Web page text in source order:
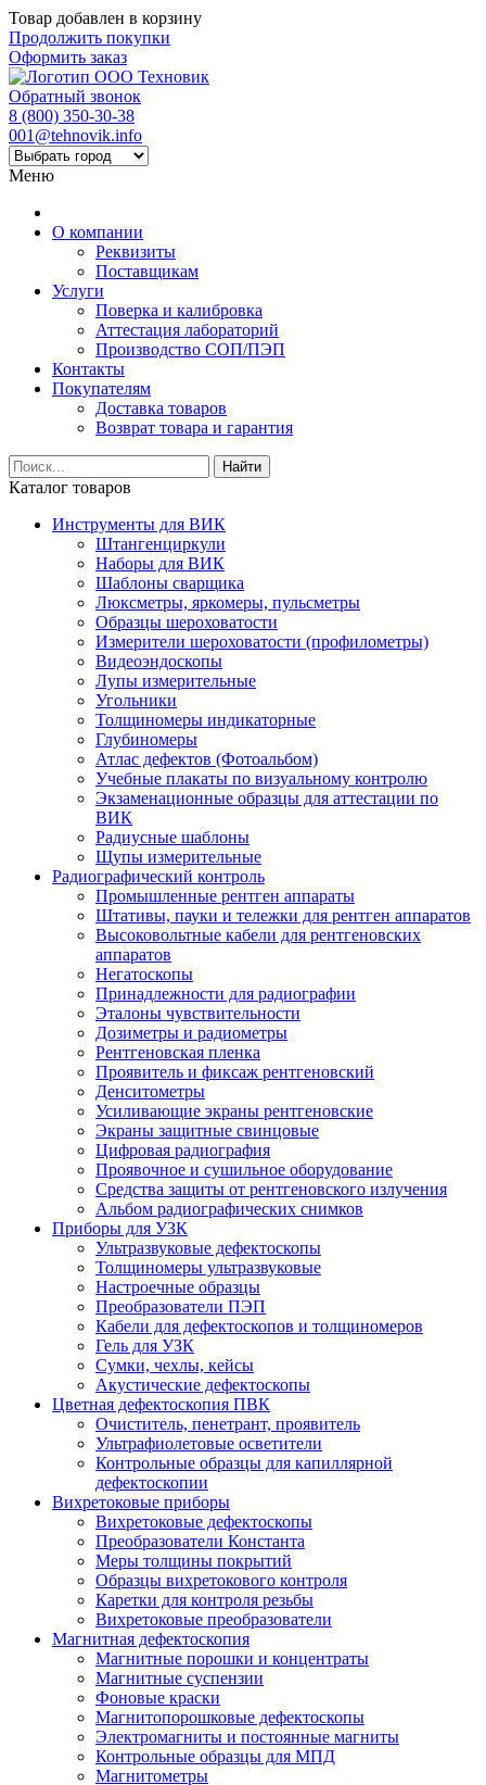
Товар добавлен в корзину
Продолжить покупки
Оформить заказ
Обратный звонок
8 (800) 350-30-38
001@tehnovik.info
Меню
О компании
Реквизиты
Поставщикам
Услуги
Поверка и калибровка
Аттестация лабораторий
Производство СОП/ПЭП
Контакты
Покупателям
Доставка товаров
Возврат товара и гарантия
Найти
Каталог товаров
Инструменты для ВИК
Штангенциркули
Наборы для ВИК
Шаблоны сварщика
Люксметры, яркомеры, пульсметры
Образцы шероховатости
Измерители шероховатости (профилометры)
Видеоэндоскопы
Лупы измерительные
Угольники
Толщиномеры индикаторные
Глубиномеры
Атлас дефектов (Фотоальбом)
Учебные плакаты по визуальному контролю
Экзаменационные образцы для аттестации по
ВИК
Радиусные шаблоны
Щупы измерительные
Радиографический контроль
Промышленные рентген аппараты
Штативы, пауки и тележки для рентген аппаратов
Высоковольтные кабели для рентгеновских
аппаратов
Негатоскопы
Принадлежности для радиографии
Эталоны чувствительности
Дозиметры и радиометры
Рентгеновская пленка
Проявитель и фиксаж рентгеновский
Денситометры
Усиливающие экраны рентгеновские
Экраны защитные свинцовые
Цифровая радиография
Проявочное и сушильное оборудование
Средства защиты от рентгеновского излучения
Альбом радиографических снимков
Приборы для УЗК
Ультразвуковые дефектоскопы
Толщиномеры ультразвуковые
Настроечные образцы
Преобразователи ПЭП
Кабели для дефектоскопов и толщиномеров
Гель для УЗК
Сумки, чехлы, кейсы
Акустические дефектоскопы
Цветная дефектоскопия ПВК
Очиститель, пенетрант, проявитель
Ультрафиолетовые осветители
Контрольные образцы для капиллярной
дефектоскопии
Вихретоковые приборы
Вихретоковые дефектоскопы
Преобразователи Константа
Меры толщины покрытий
Образцы вихретокового контроля
Каретки для контроля резьбы
Вихретоковые преобразователи
Магнитная дефектоскопия
Магнитные порошки и концентраты
Магнитные суспензии
Фоновые краски
Магнитопорошковые дефектоскопы
Электромагниты и постоянные магниты
Контрольные образцы для МПД
Магнитометры